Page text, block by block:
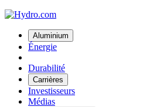
Aluminium
Énergie
Durabilité
Carrières
Investisseurs
Médias